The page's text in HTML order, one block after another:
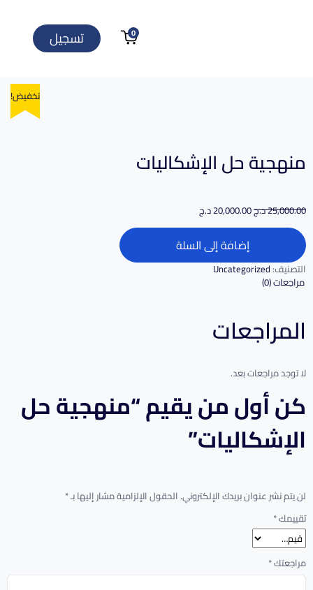
0 تسجيل
تخفيض!
منهجية حل الإشكاليات
25,000.00د.ج20,000.00د.ج
إضافة إلى السلة
التصنيف: Uncategorized
مراجعات (0)
المراجعات
لا توجد مراجعات بعد.
كن أول من يقيم “منهجية حل
الإشكاليات”
لن يتم نشر عنوان بريدك الإلكتروني. الحقول الإلزامية مشار إليها بـ*
تقييمك*
مراجعتك*
تخفيض!